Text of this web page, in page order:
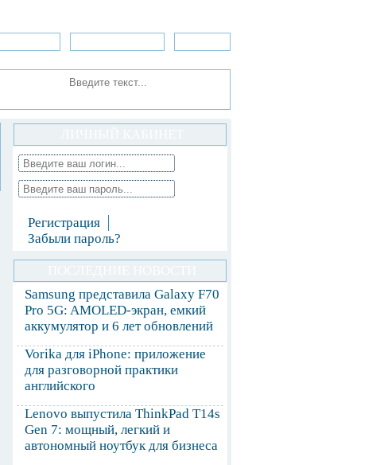
Регистрация
Забыли пароль?
Samsung представила Galaxy F70
Pro 5G: AMOLED-экран, емкий
аккумулятор и 6 лет обновлений
Vorika для iPhone: приложение
для разговорной практики
английского
Lenovo выпустила ThinkPad T14s
Gen 7: мощный, легкий и
автономный ноутбук для бизнеса